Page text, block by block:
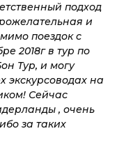
подход
и
поездок с
2018г в тур по
Тур, и могу
экскурсоводах на
Сейчас
, очень
за таких